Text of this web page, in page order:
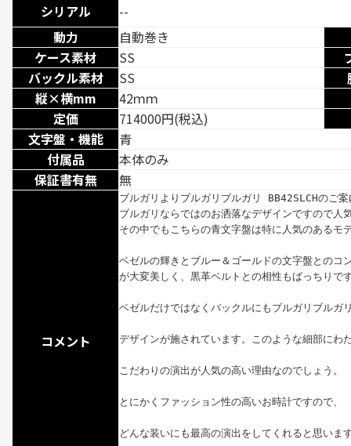
シリアル
--
動力
自動巻き
ケース素材
SS
バックル素材
SS
縦×横mm
42ｍｍ
定価
714000円(税込)
文字盤・機能
青
付属品
本体のみ
保証書有無
無
コメント
ブルガリよりブルガリブルガリ BB42SLCHのご
ブルガリならではのお洒落なデザインですので人
その中でもこちらの青文字盤は特に人気のあるモ
ベゼルの輝きとブルー＆ゴールドの文字盤とのコ
が大変美しく、黒革ベルトとの相性もばっちりで
ベゼルだけではなくバックルにもブルガリブルガ
デザインが施されています。このような細部にわ
こだわりの演出が人気の高い理由なのでしょう。
とにかくファッション性の高いお時計ですので、
どんな装いにも最高の演出をしてくれると思いま